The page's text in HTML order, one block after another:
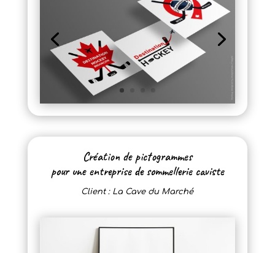
Création de pictogrammes
pour une entreprise de sommellerie caviste
Client : La Cave du Marché